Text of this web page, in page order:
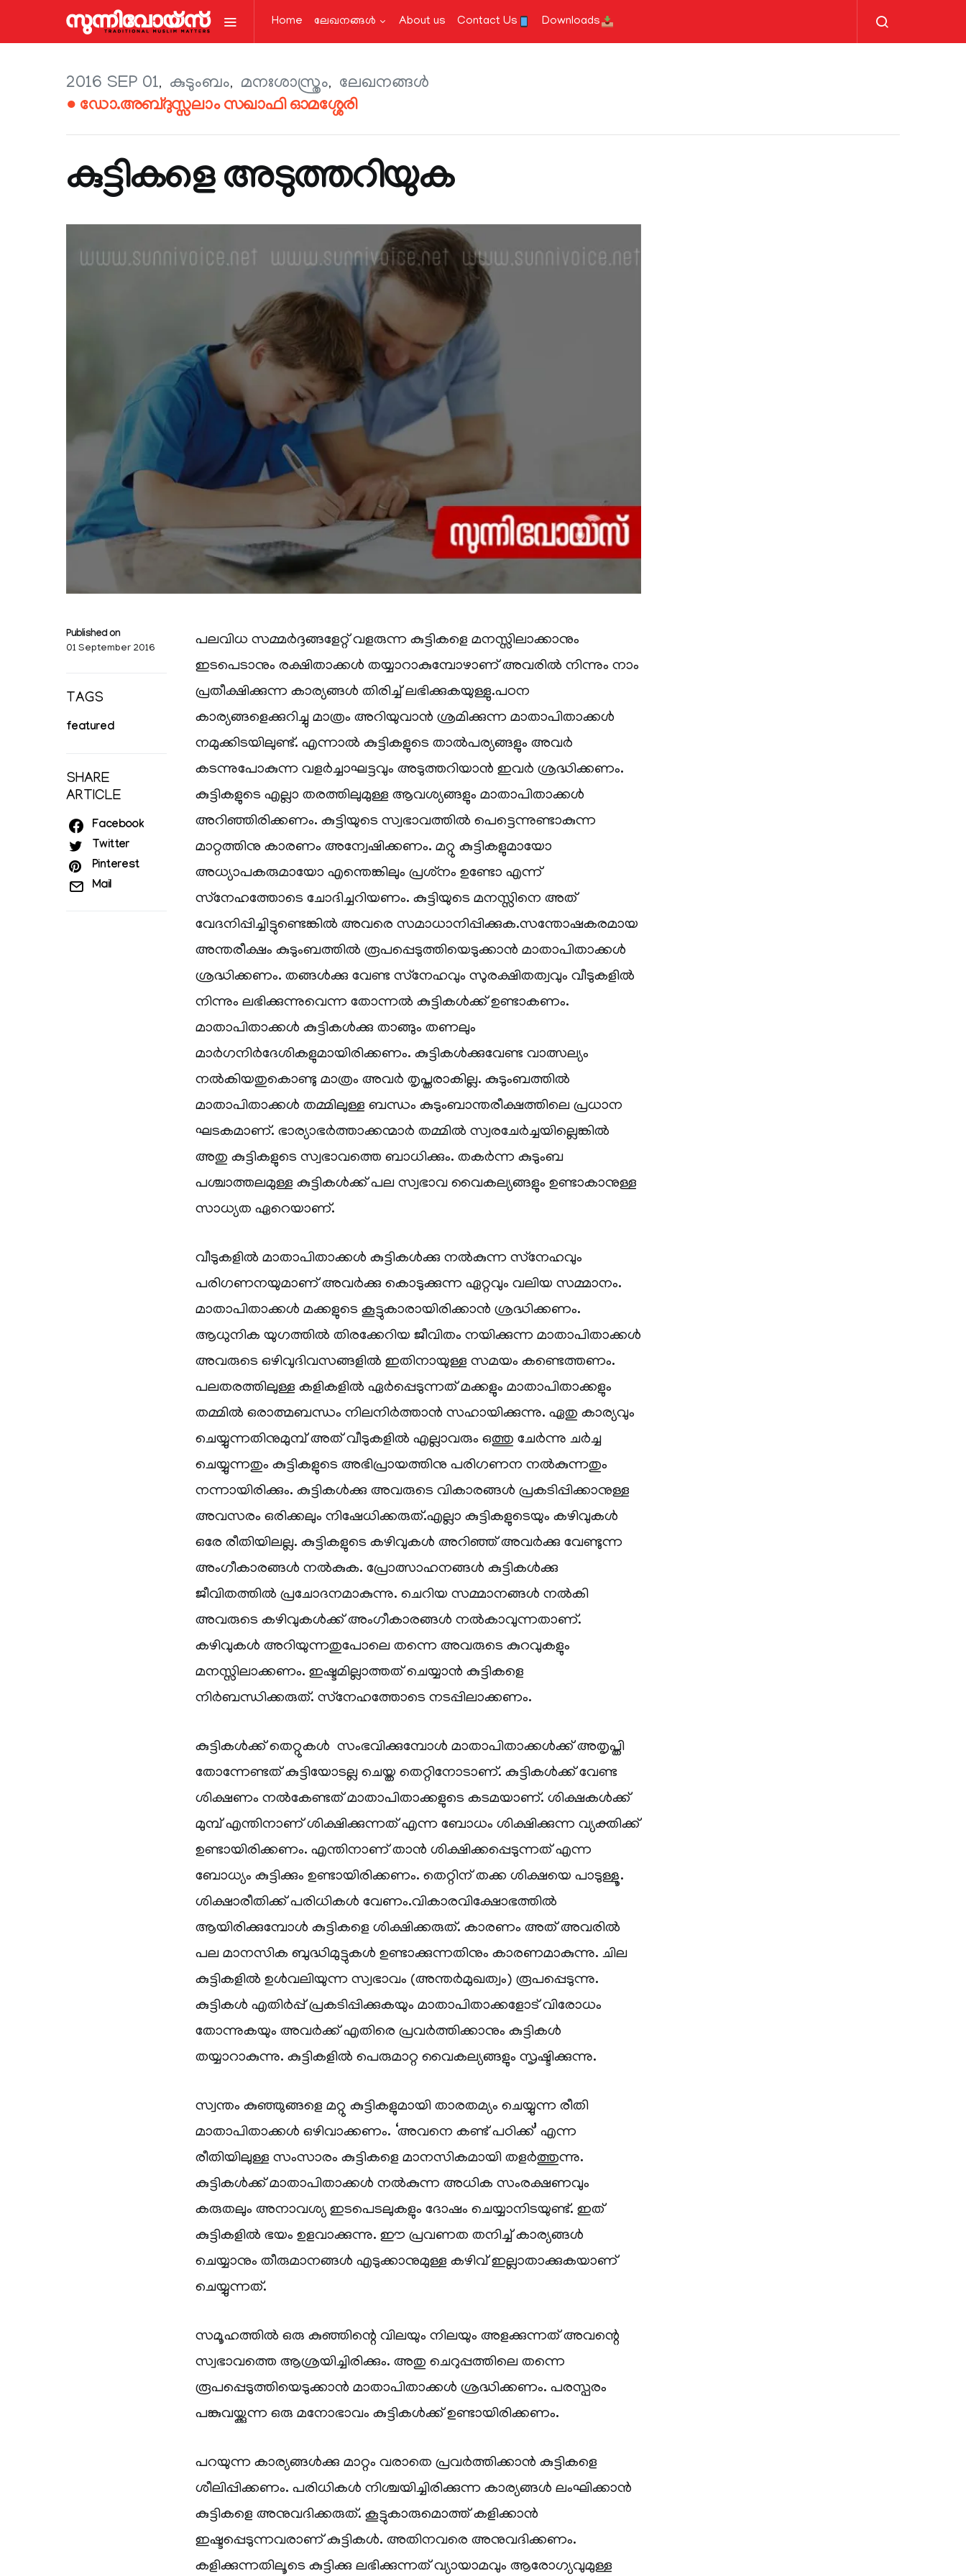
Home ലേഖനങ്ങള്‍ About us Contact Us Downloads
2016 SEP 01 കുടുംബം മനഃശാസ്ത്രം ലേഖനങ്ങള്‍
● ഡോ.അബ്ദുസ്സലാം സഖാഫി ഓമശ്ശേരി
കുട്ടികളെ അടുത്തറിയുക
Published on
01 September 2016
TAGS
featured
SHARE
ARTICLE
Facebook
Twitter
Pinterest
Mail
പലവിധ സമ്മർദ്ദങ്ങളേറ്റ് വളരുന്ന കുട്ടികളെ മനസ്സിലാക്കാനും
ഇടപെടാനും രക്ഷിതാക്കൾ തയ്യാറാകുമ്പോഴാണ് അവരിൽ നിന്നും നാം
പ്രതീക്ഷിക്കുന്ന കാര്യങ്ങൾ തിരിച്ച് ലഭിക്കുകയുള്ളു.പഠന
കാര്യങ്ങളെക്കുറിച്ചു മാത്രം അറിയുവാൻ ശ്രമിക്കുന്ന മാതാപിതാക്കൾ
നമുക്കിടയിലുണ്ട്. എന്നാൽ കുട്ടികളുടെ താൽപര്യങ്ങളും അവർ
കടന്നുപോകുന്ന വളർച്ചാഘട്ടവും അടുത്തറിയാൻ ഇവർ ശ്രദ്ധിക്കണം.
കുട്ടികളുടെ എല്ലാ തരത്തിലുമുള്ള ആവശ്യങ്ങളും മാതാപിതാക്കൾ
അറിഞ്ഞിരിക്കണം. കുട്ടിയുടെ സ്വഭാവത്തിൽ പെട്ടെന്നുണ്ടാകുന്ന
മാറ്റത്തിനു കാരണം അന്വേഷിക്കണം. മറ്റു കുട്ടികളുമായോ
അധ്യാപകരുമായോ എന്തെങ്കിലും പ്രശ്‌നം ഉണ്ടോ എന്ന്
സ്‌നേഹത്തോടെ ചോദിച്ചറിയണം. കുട്ടിയുടെ മനസ്സിനെ അത്
വേദനിപ്പിച്ചിട്ടുണ്ടെങ്കിൽ അവരെ സമാധാനിപ്പിക്കുക.സന്തോഷകരമായ
അന്തരീക്ഷം കുടുംബത്തിൽ രൂപപ്പെടുത്തിയെടുക്കാൻ മാതാപിതാക്കൾ
ശ്രദ്ധിക്കണം. തങ്ങൾക്കു വേണ്ട സ്‌നേഹവും സുരക്ഷിതത്വവും വീടുകളിൽ
നിന്നും ലഭിക്കുന്നുവെന്ന തോന്നൽ കുട്ടികൾക്ക് ഉണ്ടാകണം.
മാതാപിതാക്കൾ കുട്ടികൾക്കു താങ്ങും തണലും
മാർഗനിർദേശികളുമായിരിക്കണം. കുട്ടികൾക്കുവേണ്ട വാത്സല്യം
നൽകിയതുകൊണ്ടു മാത്രം അവർ തൃപ്തരാകില്ല. കുടുംബത്തിൽ
മാതാപിതാക്കൾ തമ്മിലുള്ള ബന്ധം കുടുംബാന്തരീക്ഷത്തിലെ പ്രധാന
ഘടകമാണ്. ഭാര്യാഭർത്താക്കന്മാർ തമ്മിൽ സ്വരചേർച്ചയില്ലെങ്കിൽ
അതു കുട്ടികളുടെ സ്വഭാവത്തെ ബാധിക്കും. തകർന്ന കുടുംബ
പശ്ചാത്തലമുള്ള കുട്ടികൾക്ക് പല സ്വഭാവ വൈകല്യങ്ങളും ഉണ്ടാകാനുള്ള
സാധ്യത ഏറെയാണ്.
വീടുകളിൽ മാതാപിതാക്കൾ കുട്ടികൾക്കു നൽകുന്ന സ്‌നേഹവും
പരിഗണനയുമാണ് അവർക്കു കൊടുക്കുന്ന ഏറ്റവും വലിയ സമ്മാനം.
മാതാപിതാക്കൾ മക്കളുടെ കൂട്ടുകാരായിരിക്കാൻ ശ്രദ്ധിക്കണം.
ആധുനിക യുഗത്തിൽ തിരക്കേറിയ ജീവിതം നയിക്കുന്ന മാതാപിതാക്കൾ
അവരുടെ ഒഴിവുദിവസങ്ങളിൽ ഇതിനായുള്ള സമയം കണ്ടെത്തണം.
പലതരത്തിലുള്ള കളികളിൽ ഏർപ്പെടുന്നത് മക്കളും മാതാപിതാക്കളും
തമ്മിൽ ഒരാത്മബന്ധം നിലനിർത്താൻ സഹായിക്കുന്നു. ഏതു കാര്യവും
ചെയ്യുന്നതിനുമുമ്പ് അത് വീടുകളിൽ എല്ലാവരും ഒത്തു ചേർന്നു ചർച്ച
ചെയ്യുന്നതും കുട്ടികളുടെ അഭിപ്രായത്തിനു പരിഗണന നൽകുന്നതും
നന്നായിരിക്കും. കുട്ടികൾക്കു അവരുടെ വികാരങ്ങൾ പ്രകടിപ്പിക്കാനുള്ള
അവസരം ഒരിക്കലും നിഷേധിക്കരുത്.എല്ലാ കുട്ടികളുടെയും കഴിവുകൾ
ഒരേ രീതിയിലല്ല. കുട്ടികളുടെ കഴിവുകൾ അറിഞ്ഞ് അവർക്കു വേണ്ടുന്ന
അംഗീകാരങ്ങൾ നൽകുക. പ്രോത്സാഹനങ്ങൾ കുട്ടികൾക്കു
ജീവിതത്തിൽ പ്രചോദനമാകുന്നു. ചെറിയ സമ്മാനങ്ങൾ നൽകി
അവരുടെ കഴിവുകൾക്ക് അംഗീകാരങ്ങൾ നൽകാവുന്നതാണ്.
കഴിവുകൾ അറിയുന്നതുപോലെ തന്നെ അവരുടെ കുറവുകളും
മനസ്സിലാക്കണം. ഇഷ്ടമില്ലാത്തത് ചെയ്യാൻ കുട്ടികളെ
നിർബന്ധിക്കരുത്. സ്‌നേഹത്തോടെ നടപ്പിലാക്കണം.
കുട്ടികൾക്ക് തെറ്റുകൾ സംഭവിക്കുമ്പോൾ മാതാപിതാക്കൾക്ക് അതൃപ്തി
തോന്നേണ്ടത് കുട്ടിയോടല്ല ചെയ്ത തെറ്റിനോടാണ്. കുട്ടികൾക്ക് വേണ്ട
ശിക്ഷണം നൽകേണ്ടത് മാതാപിതാക്കളുടെ കടമയാണ്. ശിക്ഷകൾക്ക്
മുമ്പ് എന്തിനാണ് ശിക്ഷിക്കുന്നത് എന്ന ബോധം ശിക്ഷിക്കുന്ന വ്യക്തിക്ക്
ഉണ്ടായിരിക്കണം. എന്തിനാണ് താൻ ശിക്ഷിക്കപ്പെടുന്നത് എന്ന
ബോധ്യം കുട്ടിക്കും ഉണ്ടായിരിക്കണം. തെറ്റിന് തക്ക ശിക്ഷയെ പാടുള്ളൂ.
ശിക്ഷാരീതിക്ക് പരിധികൾ വേണം.വികാരവിക്ഷോഭത്തിൽ
ആയിരിക്കുമ്പോൾ കുട്ടികളെ ശിക്ഷിക്കരുത്. കാരണം അത് അവരിൽ
പല മാനസിക ബുദ്ധിമുട്ടുകൾ ഉണ്ടാക്കുന്നതിനും കാരണമാകുന്നു. ചില
കുട്ടികളിൽ ഉൾവലിയുന്ന സ്വഭാവം (അന്തർമുഖത്വം) രൂപപ്പെടുന്നു.
കുട്ടികൾ എതിർപ്പ് പ്രകടിപ്പിക്കുകയും മാതാപിതാക്കളോട് വിരോധം
തോന്നുകയും അവർക്ക് എതിരെ പ്രവർത്തിക്കാനും കുട്ടികൾ
തയ്യാറാകുന്നു. കുട്ടികളിൽ പെരുമാറ്റ വൈകല്യങ്ങളും സൃഷ്ടിക്കുന്നു.
സ്വന്തം കുഞ്ഞുങ്ങളെ മറ്റു കുട്ടികളുമായി താരതമ്യം ചെയ്യുന്ന രീതി
മാതാപിതാക്കൾ ഒഴിവാക്കണം. ‘അവനെ കണ്ട് പഠിക്ക്’ എന്ന
രീതിയിലുള്ള സംസാരം കുട്ടികളെ മാനസികമായി തളർത്തുന്നു.
കുട്ടികൾക്ക് മാതാപിതാക്കൾ നൽകുന്ന അധിക സംരക്ഷണവും
കരുതലും അനാവശ്യ ഇടപെടലുകളും ദോഷം ചെയ്യാനിടയുണ്ട്. ഇത്
കുട്ടികളിൽ ഭയം ഉളവാക്കുന്നു. ഈ പ്രവണത തനിച്ച് കാര്യങ്ങൾ
ചെയ്യാനും തീരുമാനങ്ങൾ എടുക്കാനുമുള്ള കഴിവ് ഇല്ലാതാക്കുകയാണ്
ചെയ്യുന്നത്.
സമൂഹത്തിൽ ഒരു കുഞ്ഞിന്റെ വിലയും നിലയും അളക്കുന്നത് അവന്റെ
സ്വഭാവത്തെ ആശ്രയിച്ചിരിക്കും. അതു ചെറുപ്പത്തിലെ തന്നെ
രൂപപ്പെടുത്തിയെടുക്കാൻ മാതാപിതാക്കൾ ശ്രദ്ധിക്കണം. പരസ്പരം
പങ്കുവയ്ക്കുന്ന ഒരു മനോഭാവം കുട്ടികൾക്ക് ഉണ്ടായിരിക്കണം.
പറയുന്ന കാര്യങ്ങൾക്കു മാറ്റം വരാതെ പ്രവർത്തിക്കാൻ കുട്ടികളെ
ശീലിപ്പിക്കണം. പരിധികൾ നിശ്ചയിച്ചിരിക്കുന്ന കാര്യങ്ങൾ ലംഘിക്കാൻ
കുട്ടികളെ അനുവദിക്കരുത്. കൂട്ടുകാരുമൊത്ത് കളിക്കാൻ
ഇഷ്ടപ്പെടുന്നവരാണ് കുട്ടികൾ. അതിനവരെ അനുവദിക്കണം.
കളിക്കുന്നതിലൂടെ കുട്ടിക്കു ലഭിക്കുന്നത് വ്യായാമവും ആരോഗ്യവുമുള്ള